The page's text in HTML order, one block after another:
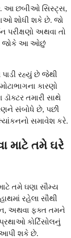
આ છબીઓ સિસ્ટ્સ,
શોધી શકે છે. જો
પરીક્ષણો અથવા તો
જોકે આ ઓછું
રહ્યું છે જેથી
કારણો
તમારી સાથે
સંબોધે છે, પછી
સમાવેશ કરે.
માટે તમે ઘરે
તમે ઘણા સૌમ્ય
રહેલા સૌથી
અથવા ફક્ત તમને
કોર્ટિસોલનું
આપી શકે છે.